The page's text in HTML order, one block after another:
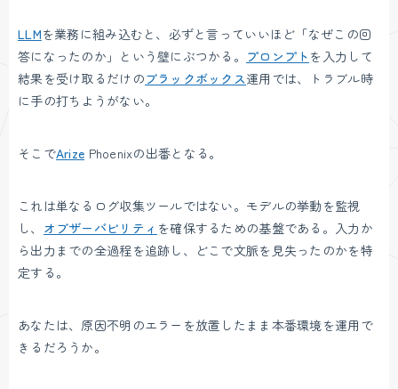
LLMを業務に組み込むと、必ずと言っていいほど「なぜこの回
答になったのか」という壁にぶつかる。 プロンプト を入力して
結果を受け取るだけのブラックボックス運用では、トラブル時
に手の打ちようがない。
そこでArize Phoenixの出番となる。
これは単なるログ収集ツールではない。モデルの挙動を監視
し、 オブザーバビリティ を確保するための基盤である。入力か
ら出力までの全過程を追跡し、どこで文脈を見失ったのかを特
定する。
あなたは、原因不明のエラーを放置したまま本番環境を運用で
きるだろうか。